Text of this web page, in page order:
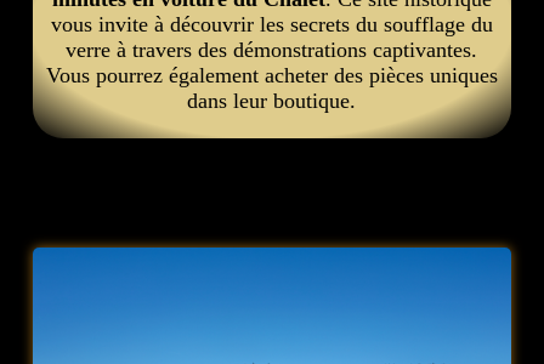
vous invite à découvrir les secrets du soufflage du
verre à travers des démonstrations captivantes.
Vous pourrez également acheter des pièces uniques
dans leur boutique.